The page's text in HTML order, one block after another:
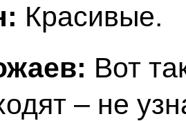
Красивые.
Вот
– не